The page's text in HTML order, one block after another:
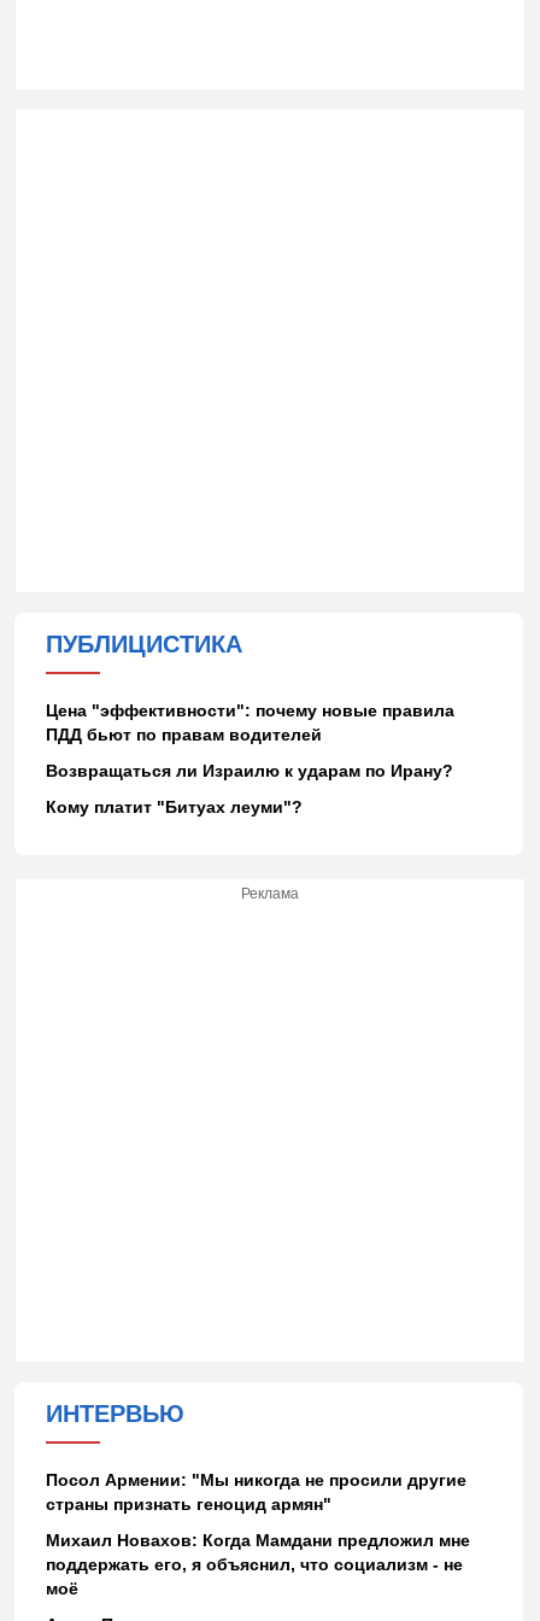
ПУБЛИЦИСТИКА
Цена "эффективности": почему новые правила
ПДД бьют по правам водителей
Возвращаться ли Израилю к ударам по Ирану?
Кому платит "Битуах леуми"?
Реклама
ИНТЕРВЬЮ
Посол Армении: "Мы никогда не просили другие
страны признать геноцид армян"
Михаил Новахов: Когда Мамдани предложил мне
поддержать его, я объяснил, что социализм - не
моё